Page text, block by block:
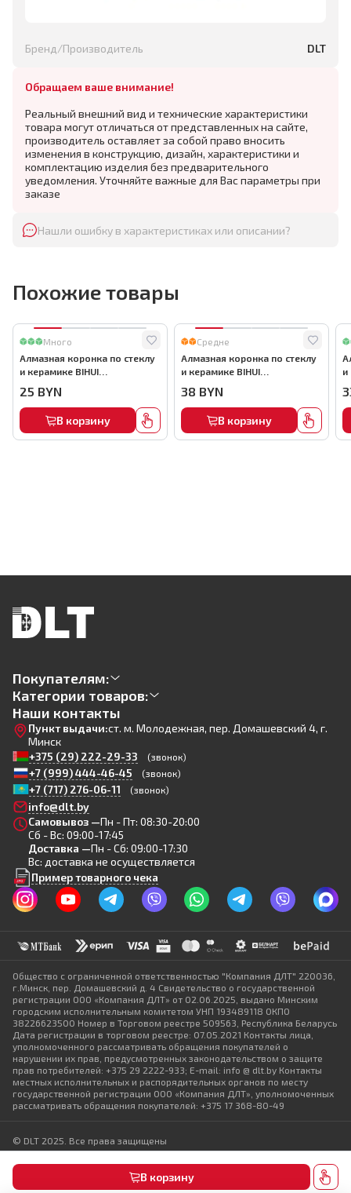
В корзину
Бренд/Производитель DLT
Обращаем ваше внимание!
Реальный внешний вид и технические характеристики
товара могут отличаться от представленных на сайте,
производитель оставляет за собой право вносить
изменения в конструкцию, дизайн, характеристики и
комплектацию изделия без предварительного
уведомления. Уточняйте важные для Вас параметры при
заказе
Нашли ошибку в характеристиках или описании?
Похожие товары
Много
Алмазная коронка по стеклу
и керамике BIHUI
коронка), 35мм, арт.DBW35
25 BYN
В корзину
Средне
Алмазная коронка по стеклу
и керамике BIHUI
коронка), 55мм, арт.DBW55
38 BYN
В корзину
и
Покупателям:
Категории товаров:
Наши контакты
Пункт выдачи:ст. м. Молодежная, пер. Домашевский 4, г.
Минск
+375 (29) 222-29-33
(звонок)
+7 (999) 444-46-45 (звонок)
+7 (717) 276-06-11 (звонок)
info@dlt.by
Самовывоз —Пн - Пт: 08:30-20:00
Сб - Вс: 09:00-17:45
Доставка —Пн - Сб: 09:00-17:30
Вс: доставка не осуществляется
Пример товарного чека
Общество с ограниченной ответственностью "Компания ДЛТ" 220036,
г.Минск, пер. Домашевский д. 4 Свидетельство о государственной
регистрации ООО «Компания ДЛТ» от 02.06.2025, выдано Минским
городским исполнительным комитетом УНП 193489118 ОКПО
38226623500 Номер в Торговом реестре 509563, Республика Беларусь
Дата регистрации в торговом реестре: 07.05.2021 Контакты лица,
уполномоченного рассматривать обращения покупателей о
нарушении их прав, предусмотренных законодательством о защите
прав потребителей: +375 29 2222-933; E-mail: info @ dlt.by Контакты
местных исполнительных и распорядительных органов по месту
государственной регистрации ООО «Компания ДЛТ», уполномоченных
рассматривать обращения покупателей: +375 17 368-80-49
© DLT 2025. Все права защищены
Политика конфиденциальности
Выбор настроек Cookie
Разработка сайта — SLAM